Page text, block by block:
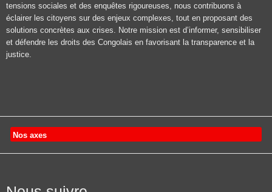
tensions sociales et des enquêtes rigoureuses, nous contribuons à
éclairer les citoyens sur des enjeux complexes, tout en proposant des
solutions concrètes aux crises. Notre mission est d’informer, sensibiliser
et défendre les droits des Congolais en favorisant la transparence et la
justice.
Nos axes